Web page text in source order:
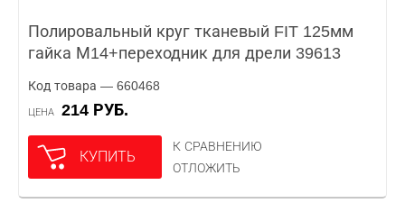
Полировальный круг тканевый FIT 125мм
гайка М14+переходник для дрели 39613
Код товара — 660468
ЦЕНА 214 РУБ.
КУПИТЬ
К СРАВНЕНИЮ
ОТЛОЖИТЬ